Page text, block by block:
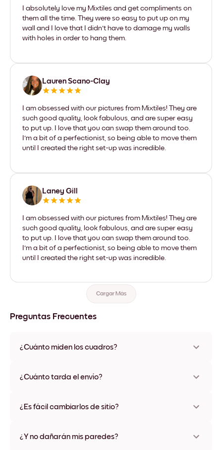
I absolutely love my Mixtiles and get compliments on
them all the time. They were so easy to put up on my
wall and I love that I didn't have to damage my walls
with holes in order to hang them.
Lauren Scano-Clay
I am obsessed with our pictures from Mixtiles! They are
such good quality, look fabulous, and are super easy
to put up. I love that you can swap them around too.
I'm a bit of a perfectionist, so being able to move them
until I created the right set-up was incredible.
Laney Gill
I am obsessed with our pictures from Mixtiles! They are
such good quality, look fabulous, and are super easy
to put up. I love that you can swap them around too.
I'm a bit of a perfectionist, so being able to move them
until I created the right set-up was incredible.
Cargar Más
Preguntas Frecuentes
¿Cuánto miden los cuadros?
varios materiales y colores de marco, incluidas opciones sin
¿Cuánto tarda el envío?
disponibles en algunos países. Te enviaremos un número de
¿Es fácil cambiarlos de sitio?
ningún daño
¿Y no dañarán mis paredes?